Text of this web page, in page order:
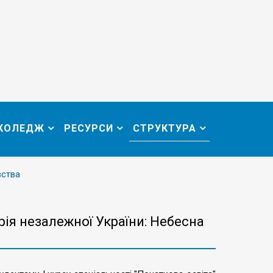
РЕСУРСИ СТРУКТУРА
незалежної України: Небесна